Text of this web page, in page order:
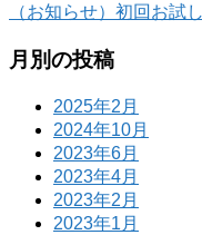
（お知らせ）初回お
月別の投稿
2025年2月
2024年10月
2023年6月
2023年4月
2023年2月
2023年1月